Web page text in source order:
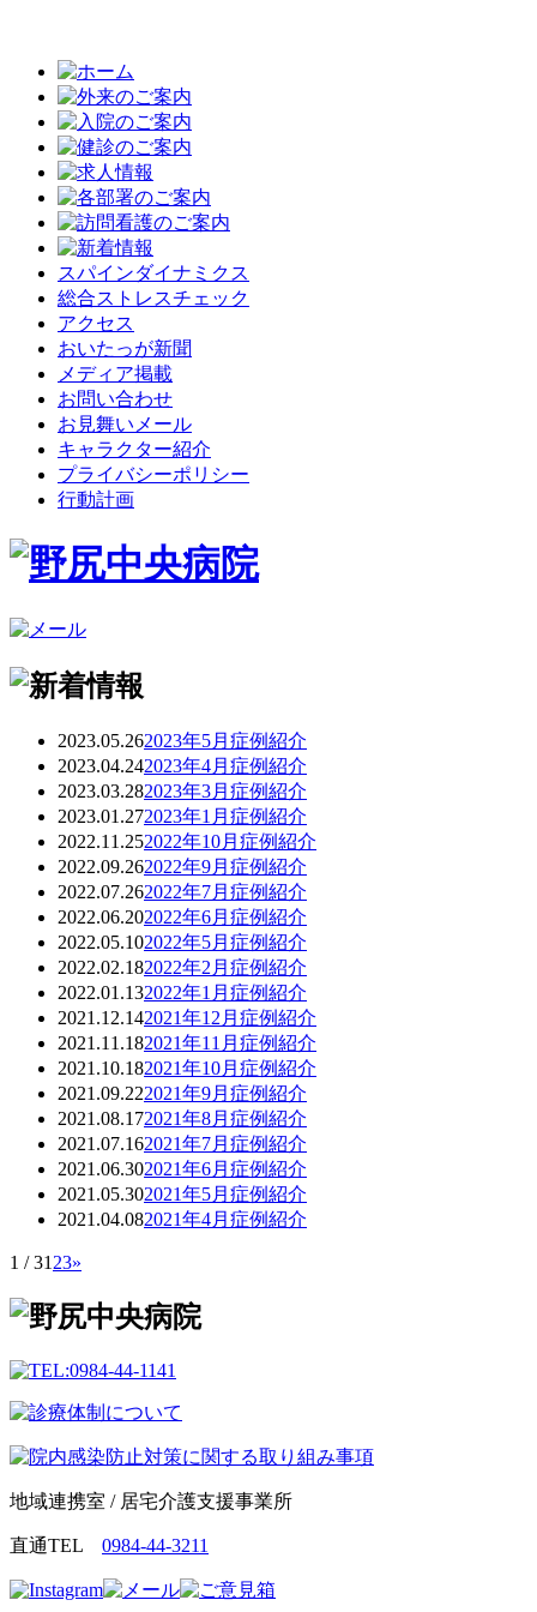
スパインダイナミクス
総合ストレスチェック
アクセス
おいたっが新聞
メディア掲載
お問い合わせ
お見舞いメール
キャラクター紹介
プライバシーポリシー
行動計画
2023.05.262023年5月症例紹介
2023.04.242023年4月症例紹介
2023.03.282023年3月症例紹介
2023.01.272023年1月症例紹介
2022.11.252022年10月症例紹介
2022.09.262022年9月症例紹介
2022.07.262022年7月症例紹介
2022.06.202022年6月症例紹介
2022.05.102022年5月症例紹介
2022.02.182022年2月症例紹介
2022.01.132022年1月症例紹介
2021.12.142021年12月症例紹介
2021.11.182021年11月症例紹介
2021.10.182021年10月症例紹介
2021.09.222021年9月症例紹介
2021.08.172021年8月症例紹介
2021.07.162021年7月症例紹介
2021.06.302021年6月症例紹介
2021.05.302021年5月症例紹介
2021.04.082021年4月症例紹介
1 / 31 23»
地域連携室 / 居宅介護支援事業所
直通TEL 0984-44-3211